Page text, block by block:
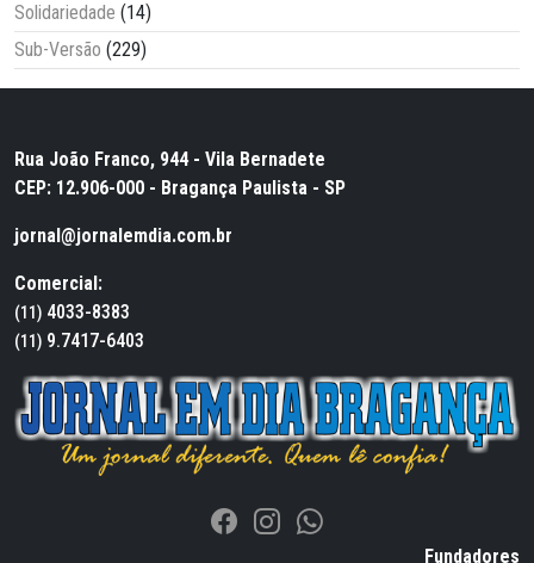
Solidariedade (14)
Sub-Versão (229)
Rua João Franco, 944 - Vila Bernadete
CEP: 12.906-000 - Bragança Paulista - SP
jornal@jornalemdia.com.br
Comercial:
(11) 4033-8383
(11) 9.7417-6403
Fundadores